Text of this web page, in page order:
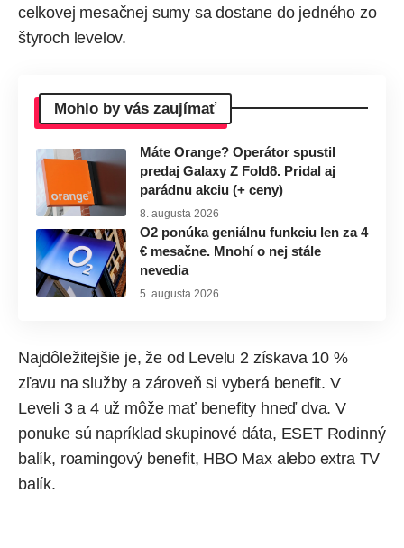
celkovej mesačnej sumy sa dostane do jedného zo
štyroch levelov.
Mohlo by vás zaujímať
Máte Orange? Operátor spustil
predaj Galaxy Z Fold8. Pridal aj
parádnu akciu (+ ceny)
8. augusta 2026
O2 ponúka geniálnu funkciu len za 4
€ mesačne. Mnohí o nej stále
nevedia
5. augusta 2026
Najdôležitejšie je, že od Levelu 2 získava 10 %
zľavu na služby a zároveň si vyberá benefit. V
Leveli 3 a 4 už môže mať benefity hneď dva. V
ponuke sú napríklad skupinové dáta, ESET Rodinný
balík, roamingový benefit, HBO Max alebo extra TV
balík.